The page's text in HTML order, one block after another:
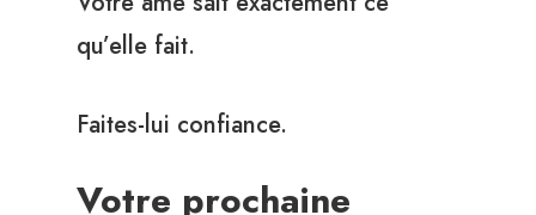
qu’elle fait.
Faites-lui confiance.
Votre prochaine